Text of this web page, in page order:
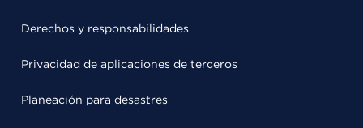
Derechos y responsabilidades
Privacidad de aplicaciones de terceros
Planeación para desastres